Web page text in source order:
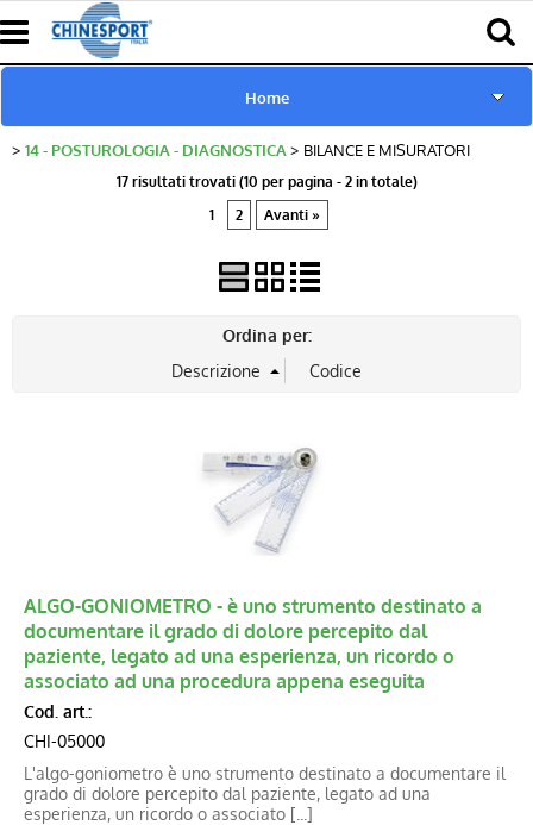
Home
www.chinesport.de
www.chinesport.fr
www.chinesport.it
Catalogo Prodotti Chinesport
Richiesta consulenza
Blog
Catalogo new
14 - POSTUROLOGIA - DIAGNOSTICA BILANCE E MISURATORI
17 risultati trovati (10 per pagina - 2 in totale)
1
2 Avanti »
Ordina per:
ALGO-GONIOMETRO - è uno strumento destinato a
documentare il grado di dolore percepito dal
paziente, legato ad una esperienza, un ricordo o
associato ad una procedura appena eseguita
Cod. art.:
CHI-05000
L'algo-goniometro è uno strumento destinato a documentare il
grado di dolore percepito dal paziente, legato ad una
esperienza, un ricordo o associato [...]